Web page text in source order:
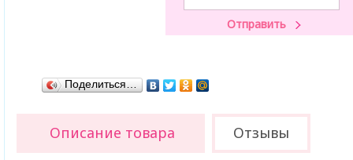
Поделиться…
Описание товара Отзывы